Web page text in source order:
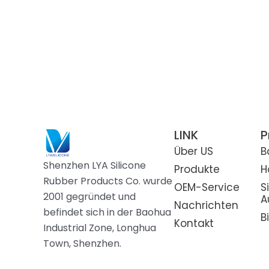
Silikon-Nistkästen für
Hühner
Silikontrinkflasche für
Haustiere
Shenzhen LYA Silicone
Rubber Products Co. wurde
2001 gegründet und
befindet sich in der Baohua
Industrial Zone, Longhua
Town, Shenzhen.
LINK
Über US
Produkte
OEM-Service
Nachrichten
Kontakt